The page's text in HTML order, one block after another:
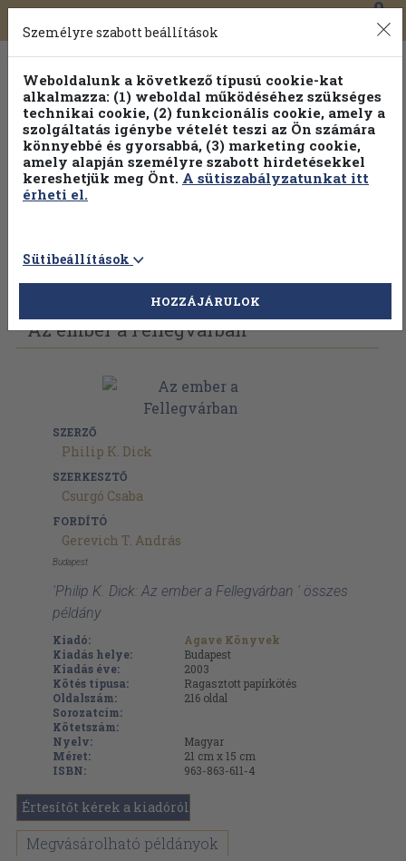
Toggle
navigation
0
Vissza az előző oldalra Válasszon példányt
Az ember a Fellegvárban
SZERZŐ
Philip K. Dick
SZERKESZTŐ
Csurgó Csaba
FORDÍTÓ
Gerevich T. András
Budapest
'Philip K. Dick: Az ember a Fellegvárban ' összes
példány
Kiadó:
Agave Könyvek
Kiadás helye:
Budapest
Kiadás éve:
2003
Kötés típusa:
Ragasztott papírkötés
Oldalszám:
216 oldal
Sorozatcím:
Kötetszám:
Nyelv:
Magyar
Méret:
21 cm x 15 cm
ISBN:
963-863-611-4
Értesítőt kérek a kiadóról
Megvásárolható példányok
Személyre szabott beállítások
Weboldalunk a következő típusú cookie-kat
alkalmazza: (1) weboldal működéséhez szükséges
technikai cookie, (2) funkcionális cookie, amely a
szolgáltatás igénybe vételét teszi az Ön számára
könnyebbé és gyorsabbá, (3) marketing cookie,
amely alapján személyre szabott hirdetésekkel
kereshetjük meg Önt. A sütiszabályzatunkat itt
érheti el.
Sütibeállítások
HOZZÁJÁRULOK